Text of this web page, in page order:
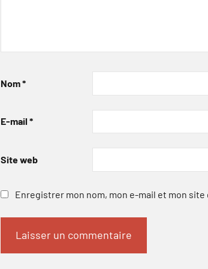
Nom*
E-mail *
Site web
Enregistrer mon nom, mon e-mail et mon